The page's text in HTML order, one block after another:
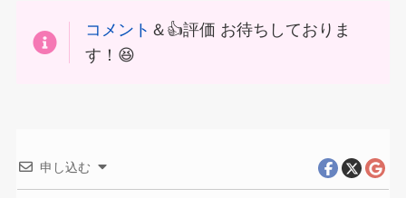
コメント ＆👍評価 お待ちしておりま
す！😆
申し込む